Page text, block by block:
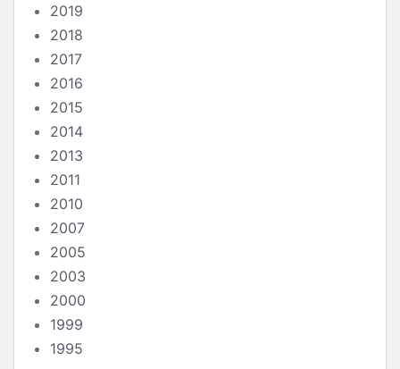
2019
2018
2017
2016
2015
2014
2013
2011
2010
2007
2005
2003
2000
1999
1995